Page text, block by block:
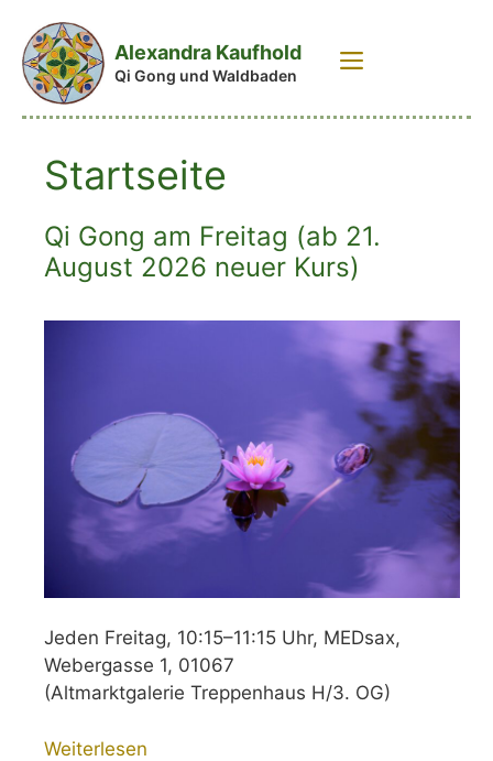
Inhalt
springen
Alexandra Kaufhold
Qi Gong und Waldbaden
Menü
Startseite
Qi Gong am Freitag (ab 21.
August 2026 neuer Kurs)
Jeden Freitag, 10:15–11:15 Uhr, MEDsax,
Webergasse 1, 01067
(Altmarktgalerie Treppenhaus H/3. OG)
Weiterlesen